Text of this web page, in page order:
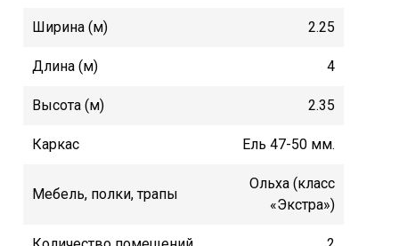
Ширина (м) 2.25
Длина (м) 4
Высота (м) 2.35
Каркас Ель 47-50 мм.
Мебель, полки, трапы
Ольха (класс
«Экстра»)